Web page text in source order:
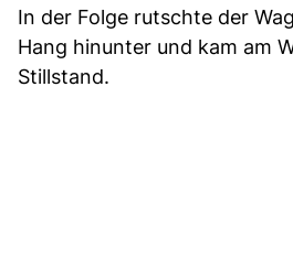
In der Folge rutschte der
Hang hinunter und kam am
Stillstand.